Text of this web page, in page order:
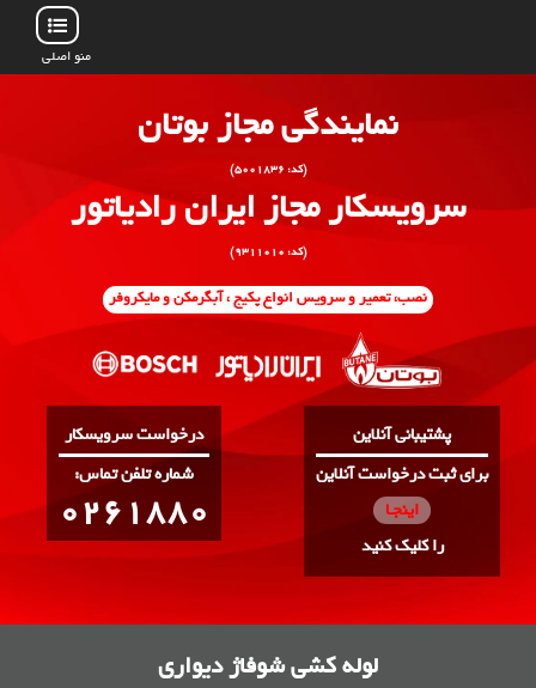
منو اصلی
نمایندگی مجاز بوتان
(کد: ۵۰۰۱۸۳۶)
سرویسکار مجاز ایران رادیاتور
(کد: ۹۳۱۱۰۱۰)
نصب، تعمیر و سرویس انواع پکیج ، آبگرمکن و مایکروفر
پشتیبانی آنلاین
برای ثبت درخواست آنلاین
اینجـا
را کلیک کنید
درخواست سرویسکار
:شماره تلفن تماس
0261880
لوله کشی شوفاژ دیواری